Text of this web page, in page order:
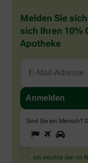
Melden Sie
sich Ihren 10%
Apotheke
Sind Sie ein Mensch?
Sind
Sie
ein
Mensch?
1 2
Ich möchte den im